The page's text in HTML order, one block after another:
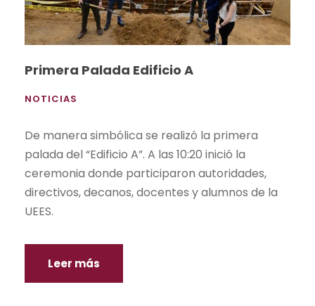
Primera Palada Edificio A
NOTICIAS
De manera simbólica se realizó la primera
palada del “Edificio A”. A las 10:20 inició la
ceremonia donde participaron autoridades,
directivos, decanos, docentes y alumnos de la
UEES.
Leer más